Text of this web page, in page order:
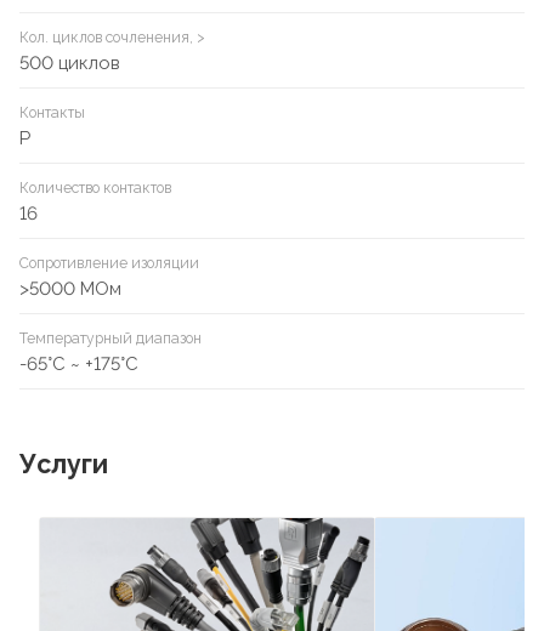
Кол. циклов сочленения, >
500 циклов
Контакты
P
Количество контактов
16
Сопротивление изоляции
>5000 МОм
Температурный диапазон
-65°C ~ +175°С
Услуги